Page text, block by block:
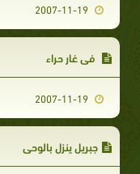
في غار حراء
جبريل ينزل بالوحي